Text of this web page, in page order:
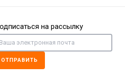
на рассылку
ОТПРАВИТЬ